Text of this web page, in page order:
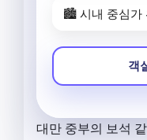
🏙️ 시내 중심가
객
대만 중부의 보석